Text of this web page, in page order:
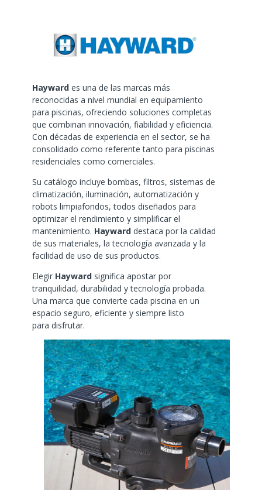
Hayward es una de las marcas más
reconocidas a nivel mundial en equipamiento
para piscinas, ofreciendo soluciones completas
que combinan innovación, fiabilidad y eficiencia.
Con décadas de experiencia en el sector, se ha
consolidado como referente tanto para piscinas
residenciales como comerciales.
Su catálogo incluye bombas, filtros, sistemas de
climatización, iluminación, automatización y
robots limpiafondos, todos diseñados para
optimizar el rendimiento y simplificar el
mantenimiento. Hayward destaca por la calidad
de sus materiales, la tecnología avanzada y la
facilidad de uso de sus productos.
Elegir Hayward significa apostar por
tranquilidad, durabilidad y tecnología probada.
Una marca que convierte cada piscina en un
espacio seguro, eficiente y siempre listo
para disfrutar.